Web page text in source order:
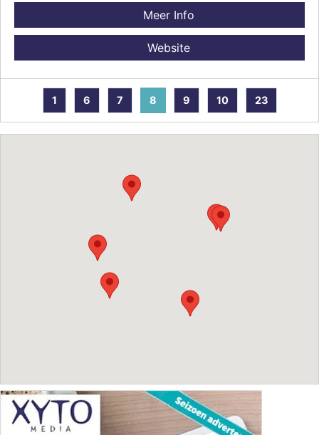
Meer Info
Website
1 6 7 8 9 10 23